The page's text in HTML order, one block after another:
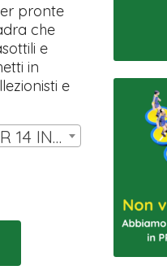
pronte
che
e
in
e
SET DI COVER LW PER 14 INNER | € 7,00